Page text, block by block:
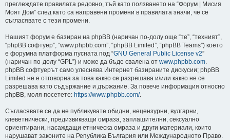
преглеждате правилата редовно, тъй като ползването на “Форум | Мисия
Моят Дом” след като са направени промени в правилата значи, че се
съгласявате с тези промени.
Нашият форум е базиран на phpBB (наричан по-долу още “те”, “техният”,
“phpBB софтуер”, “www.phpbb.com”, “phpBB Limited”, “phpBB Teams”) което
е форумна платформа пусната под “GNU General Public License v2”
(наричан по-долу “GPL”) и може да бъде свалена от www.phpbb.com.
phpBB софтуерът само улеснява Интернет базираните дискусии; phpBB
Limited не е отговорна за това какво се разрешава и/или какво не се
разрешава като съдържание и държание. За повече информация относно
phpBB, моля посетете: https://www.phpbb.com/.
Съгласявате се да не публикувате обидни, нецензурни, вулгарни,
клеветнически, предизвикващи омраза, заплашителни, сексуално
ориентирани, насаждащи етническа омраза и други материали, които
нарушават законите на Република България или Международното Право.